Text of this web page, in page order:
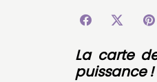
La carte
puissance !